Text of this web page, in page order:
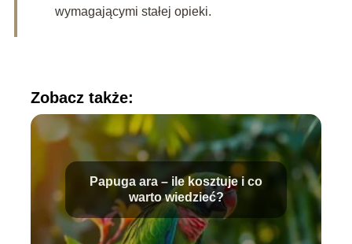
wymagającymi stałej opieki.
Zobacz także:
Papuga ara – ile kosztuje i co
warto wiedzieć?